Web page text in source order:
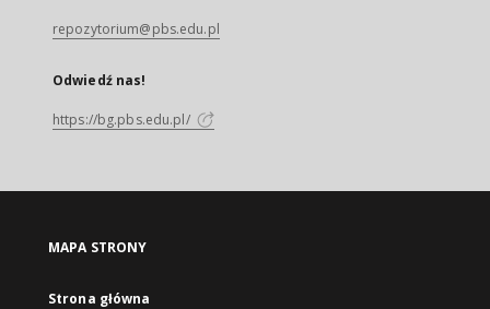
repozytorium@pbs.edu.pl
Odwiedź nas!
https://bg.pbs.edu.pl/
MAPA STRONY
Strona główna